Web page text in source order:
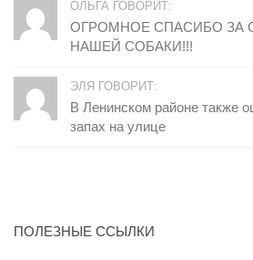
ОЛЬГА ГОВОРИТ:
ОГРОМНОЕ СПАСИБО ЗА
НАШЕЙ СОБАКИ!!!
ЭЛЯ ГОВОРИТ:
В Ленинском районе также
запах на улице
ПОЛЕЗНЫЕ ССЫЛКИ